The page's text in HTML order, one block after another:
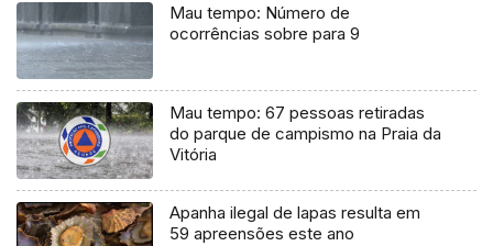
Mau tempo: Número de
ocorrências sobre para 9
Mau tempo: 67 pessoas retiradas
do parque de campismo na Praia da
Vitória
Apanha ilegal de lapas resulta em
59 apreensões este ano